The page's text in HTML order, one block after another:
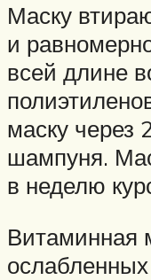
Маску
и
всей длине
маску
шампуня.
в неделю
Витаминная